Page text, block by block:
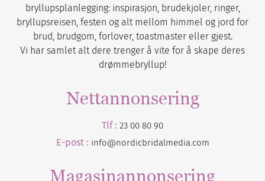
bryllupsplanlegging: inspirasjon, brudekjoler, ringer,
bryllupsreisen, festen og alt mellom himmel og jord for
brud, brudgom, forlover, toastmaster eller gjest.
Vi har samlet alt dere trenger å vite for å skape deres
drømmebryllup!
Nettannonsering
Tlf : 23 00 80 90
E-post : info@nordicbridalmedia.com
Magasinannonsering